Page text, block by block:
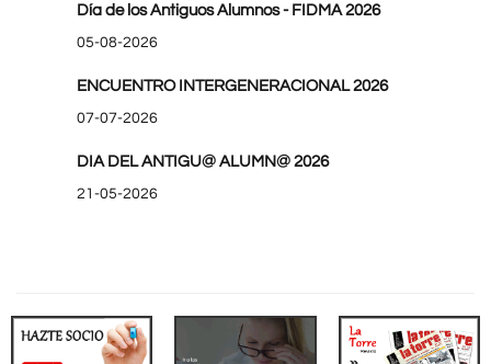
Día de los Antiguos Alumnos - FIDMA 2026
05-08-2026
ENCUENTRO INTERGENERACIONAL 2026
07-07-2026
DIA DEL ANTIGU@ ALUMN@ 2026
21-05-2026